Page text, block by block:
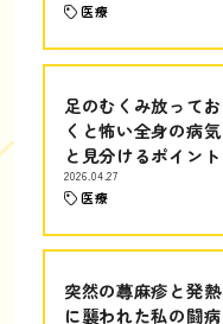
医療
足のむくみ放ってお
くと怖い全身の病気
と見分けるポイント
2026.04.27
医療
突然の蕁麻疹と発熱
に襲われた私の闘病